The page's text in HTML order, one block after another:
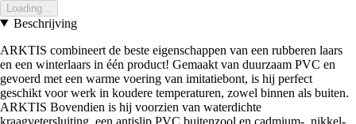
Loading...
Beschrijving
ARKTIS combineert de beste eigenschappen van een rubberen laars
en een winterlaars in één product! Gemaakt van duurzaam PVC en
gevoerd met een warme voering van imitatiebont, is hij perfect
geschikt voor werk in koudere temperaturen, zowel binnen als buiten.
ARKTIS Bovendien is hij voorzien van waterdichte
kraagvetersluiting, een antislip PVC buitenzool en cadmium-, nikkel-